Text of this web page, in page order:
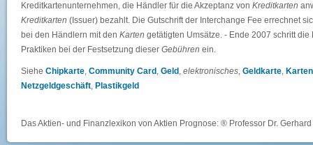
Kreditkartenunternehmen, die Händler für die Akzeptanz von Kreditkarten
Kreditkarten (Issuer) bezahlt. Die Gutschrift der Interchange Fee errechnet
bei den Händlern mit den Karten getätigten Umsätze. - Ende 2007 schritt
Praktiken bei der Festsetzung dieser Gebühren ein.
Siehe Chipkarte, Community Card , Geld , elektronisches, Geldkarte,
Netzgeldgeschäft, Plastikgeld
Das Aktien- und Finanzlexikon von Aktien Prognose: ® Professor Dr.